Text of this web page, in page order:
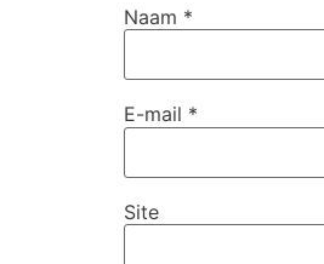
Naam *
E-mail *
Site